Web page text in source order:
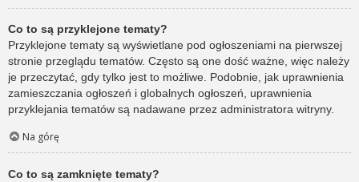
Co to są przyklejone tematy?
Przyklejone tematy są wyświetlane pod ogłoszeniami na pierwszej
stronie przeglądu tematów. Często są one dość ważne, więc należy
je przeczytać, gdy tylko jest to możliwe. Podobnie, jak uprawnienia
zamieszczania ogłoszeń i globalnych ogłoszeń, uprawnienia
przyklejania tematów są nadawane przez administratora witryny.
Na górę
Co to są zamknięte tematy?